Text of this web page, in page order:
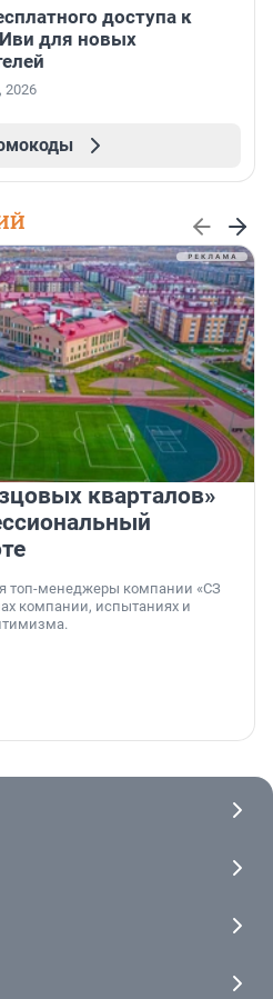
доступа к
для новых
2026
кварталов»
топ-менеджеры компании «СЗ
компании, испытаниях и